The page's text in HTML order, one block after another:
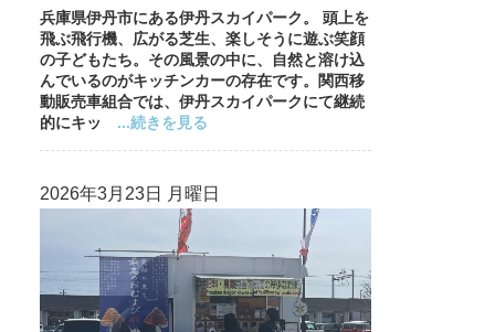
兵庫県伊丹市にある伊丹スカイパーク。 頭上を
飛ぶ飛行機、広がる芝生、楽しそうに遊ぶ笑顔
の子どもたち。その風景の中に、自然と溶け込
んでいるのがキッチンカーの存在です。関西移
動販売車組合では、伊丹スカイパークにて継続
的にキッ ...続きを見る
2026年3月23日 月曜日